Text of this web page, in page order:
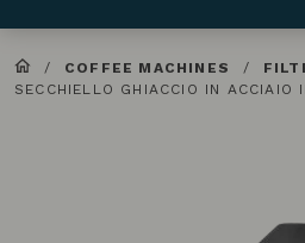
/ COFFEE MACHINES /
SECCHIELLO GHIACCIO IN ACCIAIO